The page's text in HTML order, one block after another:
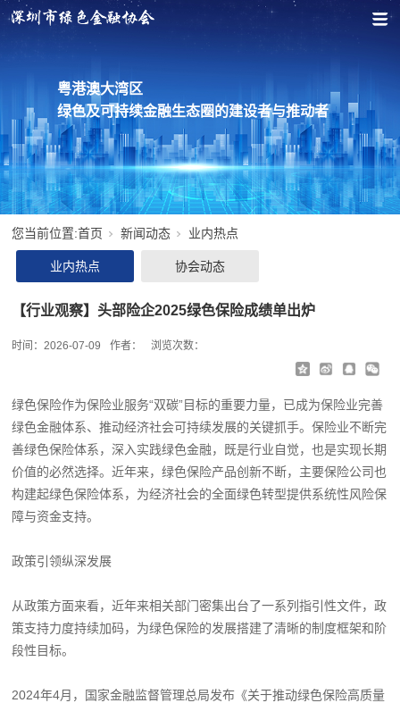
粤港澳大湾区
绿色及可持续金融生态圈的建设者与推动者
您当前位置:首页 新闻动态 业内热点
业内热点 协会动态
【行业观察】头部险企2025绿色保险成绩单出炉
时间： 2026-07-09 作者： 浏览次数：
绿色保险作为保险业服务“双碳”目标的重要力量，已成为保险业完善
绿色金融体系、推动经济社会可持续发展的关键抓手。保险业不断完
善绿色保险体系，深入实践绿色金融，既是行业自觉，也是实现长期
价值的必然选择。近年来，绿色保险产品创新不断，主要保险公司也
构建起绿色保险体系，为经济社会的全面绿色转型提供系统性风险保
障与资金支持。
政策引领纵深发展
从政策方面来看，近年来相关部门密集出台了一系列指引性文件，政
策支持力度持续加码，为绿色保险的发展搭建了清晰的制度框架和阶
段性目标。
2024年4月，国家金融监督管理总局发布《关于推动绿色保险高质量